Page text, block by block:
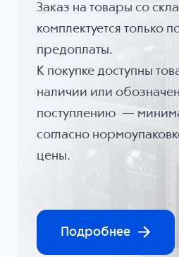
Заказ на товары со
комплектуется только
предоплаты.
К покупке доступны
наличии или
поступлению —
согласно
цены.
Подробнее